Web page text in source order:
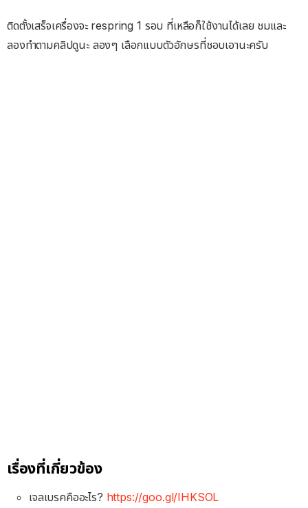
ติดตั้งเสร็จเครื่องจะ respring 1 รอบ ที่เหลือก็ใช้งานได้เลย ชมและ
ลองทำตามคลิปดูนะ ลองๆ เลือกแบบตัวอักษรที่ชอบเอานะครับ
เรื่องที่เกี่ยวข้อง
เจลเบรคคืออะไร? https://goo.gl/IHKSOL